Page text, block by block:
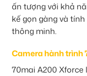
ấn tượng với khả
kế gọn gàng và
thông minh.
Camera hành trình
70mai A200